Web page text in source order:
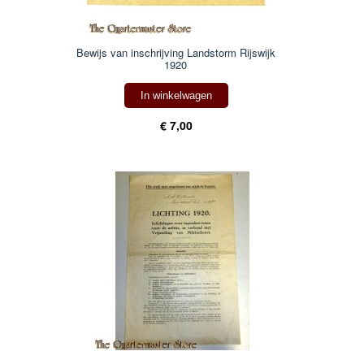
Bewijs van inschrijving Landstorm Rijswijk
1920
In winkelwagen
€ 7,00